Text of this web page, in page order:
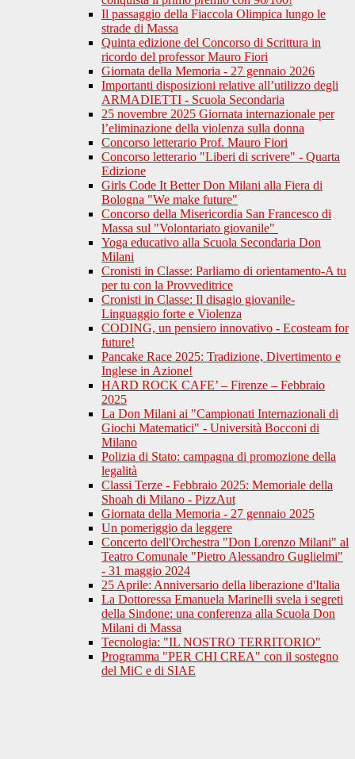
Il passaggio della Fiaccola Olimpica lungo le
strade di Massa
Quinta edizione del Concorso di Scrittura in
ricordo del professor Mauro Fiori
Giornata della Memoria - 27 gennaio 2026
Importanti disposizioni relative all’utilizzo degli
ARMADIETTI - Scuola Secondaria
25 novembre 2025 Giornata internazionale per
l’eliminazione della violenza sulla donna
Concorso letterario Prof. Mauro Fiori
Concorso letterario "Liberi di scrivere" - Quarta
Edizione
Girls Code It Better Don Milani alla Fiera di
Bologna "We make future"
Concorso della Misericordia San Francesco di
Massa sul "Volontariato giovanile"
Yoga educativo alla Scuola Secondaria Don
Milani
Cronisti in Classe: Parliamo di orientamento-A tu
per tu con la Provveditrice
Cronisti in Classe: Il disagio giovanile-
Linguaggio forte e Violenza
CODING, un pensiero innovativo - Ecosteam for
future!
Pancake Race 2025: Tradizione, Divertimento e
Inglese in Azione!
HARD ROCK CAFE’ – Firenze – Febbraio
2025
La Don Milani ai "Campionati Internazionali di
Giochi Matematici" - Università Bocconi di
Milano
Polizia di Stato: campagna di promozione della
legalità
Classi Terze - Febbraio 2025: Memoriale della
Shoah di Milano - PizzAut
Giornata della Memoria - 27 gennaio 2025
Un pomeriggio da leggere
Concerto dell'Orchestra "Don Lorenzo Milani" al
Teatro Comunale "Pietro Alessandro Guglielmi"
- 31 maggio 2024
25 Aprile: Anniversario della liberazione d'Italia
La Dottoressa Emanuela Marinelli svela i segreti
della Sindone: una conferenza alla Scuola Don
Milani di Massa
Tecnologia: "IL NOSTRO TERRITORIO"
Programma "PER CHI CREA" con il sostegno
del MiC e di SIAE